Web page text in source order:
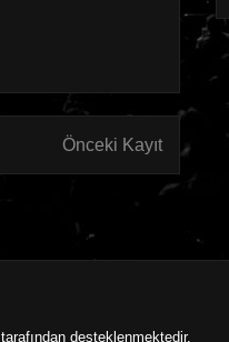
Önceki Kayıt
tarafından desteklenmektedir.